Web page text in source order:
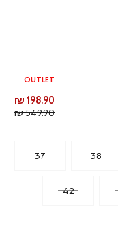
OUTLET
מחיר
מוצר
198.90 ₪
549.90 ₪
37 38
42